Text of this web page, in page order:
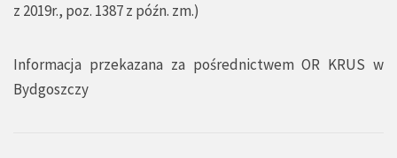
z 2019r., poz. 1387 z późn. zm.)
Informacja przekazana za pośrednictwem OR KRUS w
Bydgoszczy